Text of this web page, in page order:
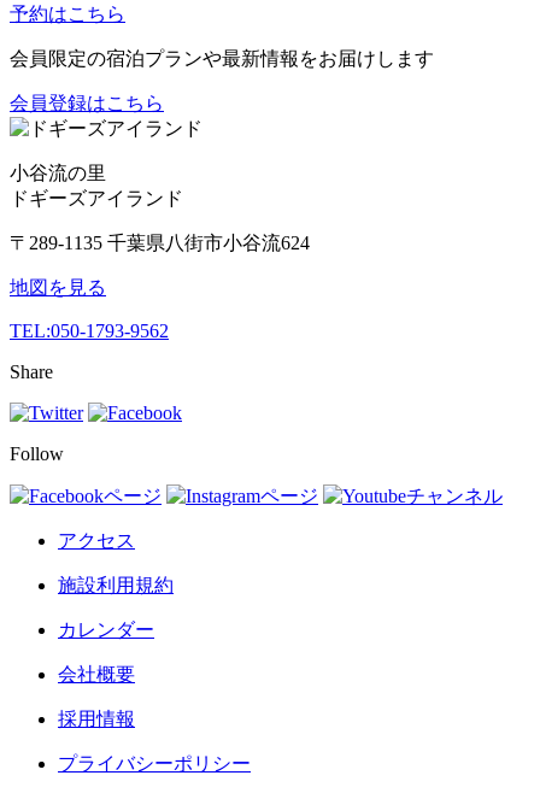
予約はこちら
会員限定の宿泊プランや最新情報をお届けします
会員登録はこちら
小谷流の里
ドギーズアイランド
〒289-1135 千葉県八街市小谷流624
地図を見る
TEL:050-1793-9562
Share
Follow
アクセス
施設利用規約
カレンダー
会社概要
採用情報
プライバシーポリシー